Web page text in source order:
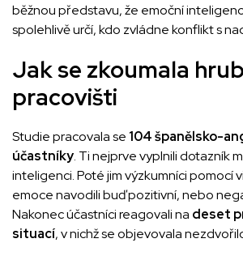
běžnou představu, že emoční
spolehlivě určí, kdo zvládne konflikt s
Jak se zkoumala
pracovišti
Studie pracovala se 104 španělsko-
účastníky. Ti nejprve vyplnili dotazník
inteligenci. Poté jim výzkumníci pomocí
emoce navodili buď pozitivní, nebo
Nakonec účastníci reagovali na deset
situací, v nichž se objevovala